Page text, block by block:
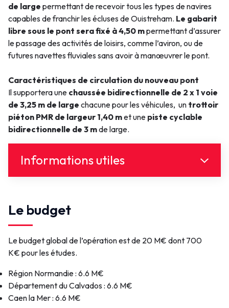
de large permettant de recevoir tous les types de navires
capables de franchir les écluses de Ouistreham. Le gabarit
libre sous le pont sera fixé à 4,50 mpermettant d’assurer
le passage des activités de loisirs, comme l’aviron, ou de
futures navettes fluviales sans avoir à manœuvrer le pont.
Caractéristiques de circulation du nouveau pont
Il supportera une chaussée bidirectionnelle de 2 x 1 voie
de 3,25 m de large chacune pour les véhicules, un trottoir
piéton PMR de largeur 1,40 met une piste cyclable
bidirectionnelle de 3 mde large.
Informations utiles
Cliquer pour télécharger
108 (323.35 Ko)
Document
arrêté_2025_108_co_trav_eiffage
métal.pdf
PortdeCaenOuistreham-arrêté-2025-
108-plan (3.4 Mo)
Document
métal_plan.pdf
26-11 Avis d'interdiction de navigation
Battage pieux.odt_signed.pdf (3.23 Mo)
Document
26-11 Avis
d'interdiction de
navigation Battage
Lien(s)
Le budget
Le budget global de l’opération est de 20 M€ dont 700
K€ pour les études.
Région Normandie : 6.6 M€
Département du Calvados : 6.6 M€
Caen la Mer : 6.6 M€